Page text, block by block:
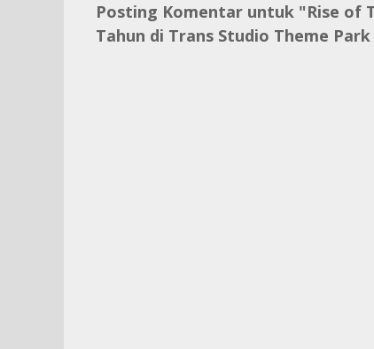
Posting Komentar untuk "Rise of
Tahun di Trans Studio Theme